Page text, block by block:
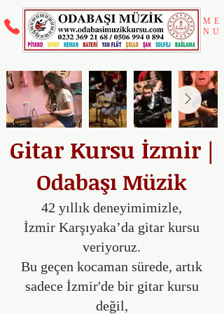
ME
NU
Gitar Kursu İzmir |
Odabaşı Müzik
42 yıllık deneyimimizle,
İzmir Karşıyaka’da gitar kursu
veriyoruz.
Bu geçen kocaman sürede, artık
sadece İzmir'de bir gitar kursu
değil,